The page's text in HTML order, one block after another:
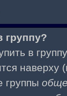
группу?
в
группы